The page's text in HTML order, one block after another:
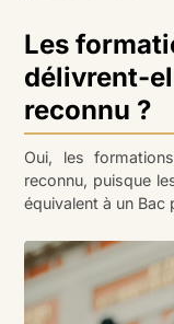
Les
délivrent-
reconnu ?
Oui, les
reconnu, puisque
équivalent à un Bac